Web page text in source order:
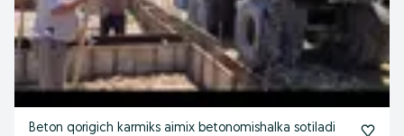
Beton qorigich karmiks aimix betonomishalka sotiladi